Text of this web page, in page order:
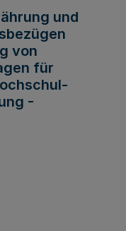
und
von
für
-